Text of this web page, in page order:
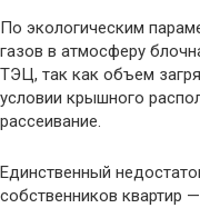
По экологическим
газов в атмосферу
ТЭЦ, так как объем
условии крышного
рассеивание.
Единственный
собственников квартир